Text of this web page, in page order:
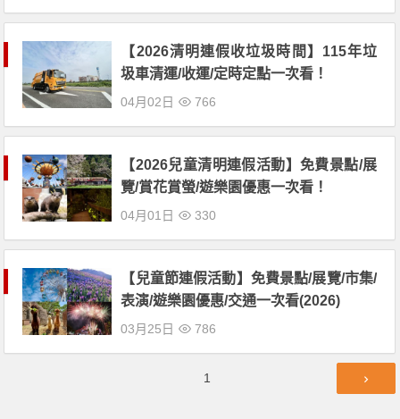
【2026清明連假收垃圾時間】115年垃
圾車清運/收運/定時定點一次看！
04月02日 766
【2026兒童清明連假活動】免費景點/展
覽/賞花賞螢/遊樂園優惠一次看！
04月01日 330
【兒童節連假活動】免費景點/展覽/市集/
表演/遊樂園優惠/交通一次看(2026)
03月25日 786
1